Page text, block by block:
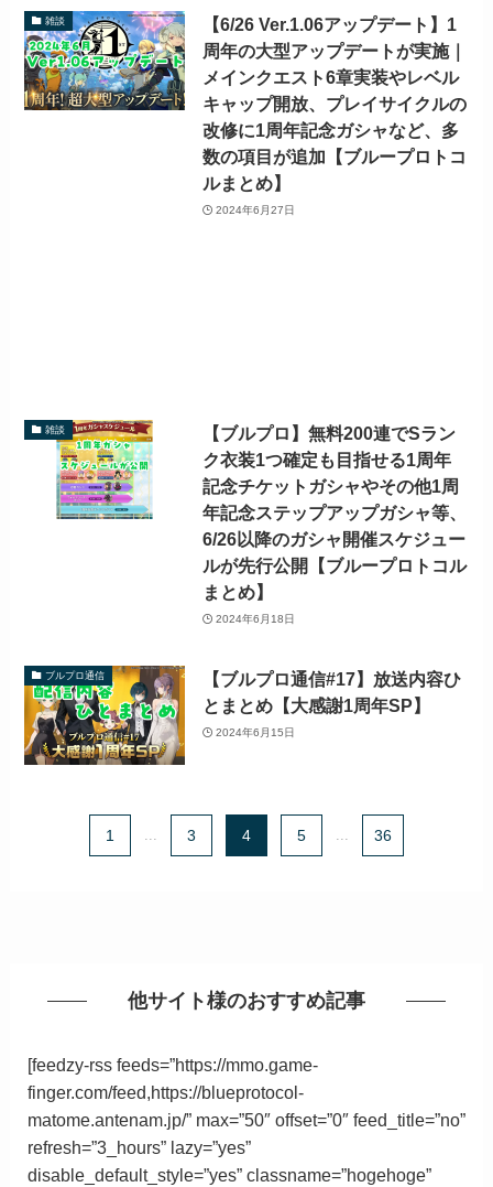
雑談
【6/26 Ver.1.06アップデート】1
周年の大型アップデートが実施｜
メインクエスト6章実装やレベル
キャップ開放、プレイサイクルの
改修に1周年記念ガシャなど、多
数の項目が追加【ブループロトコ
ルまとめ】
2024年6月27日
雑談
【ブルプロ】無料200連でSラン
ク衣装1つ確定も目指せる1周年
記念チケットガシャやその他1周
年記念ステップアップガシャ等、
6/26以降のガシャ開催スケジュー
ルが先行公開【ブループロトコル
まとめ】
2024年6月18日
ブルプロ通信
【ブルプロ通信#17】放送内容ひ
とまとめ【大感謝1周年SP】
2024年6月15日
1 3 4 5 36
他サイト様のおすすめ記事
[feedzy-rss feeds=”https://mmo.game-
finger.com/feed,https://blueprotocol-
matome.antenam.jp/” max=”50″ offset=”0″ feed_title=”no”
refresh=”3_hours” lazy=”yes”
disable_default_style=”yes” classname=”hogehoge”